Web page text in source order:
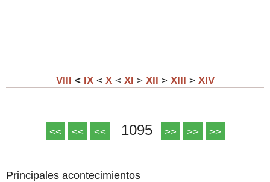
VIII < IX < X < XI > XII > XIII > XIV
<< << << 1095 >> >> >>
Principales acontecimientos